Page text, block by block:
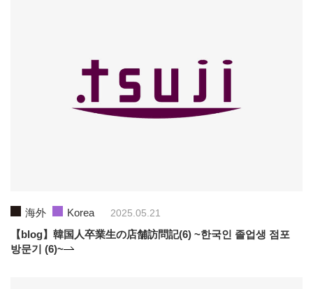
海外 Korea 2025.05.21
【blog】韓国人卒業生の店舗訪問記(6) ~한국인 졸업생 점포
방문기 (6)~